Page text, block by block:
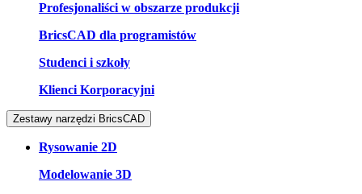
Profesjonaliści w obszarze produkcji
BricsCAD dla programistów
Studenci i szkoły
Klienci Korporacyjni
Zestawy narzędzi BricsCAD
Rysowanie 2D
Modelowanie 3D